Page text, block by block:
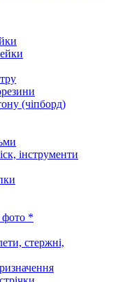
(чіпборд)
інструменти
фото *
стержні,